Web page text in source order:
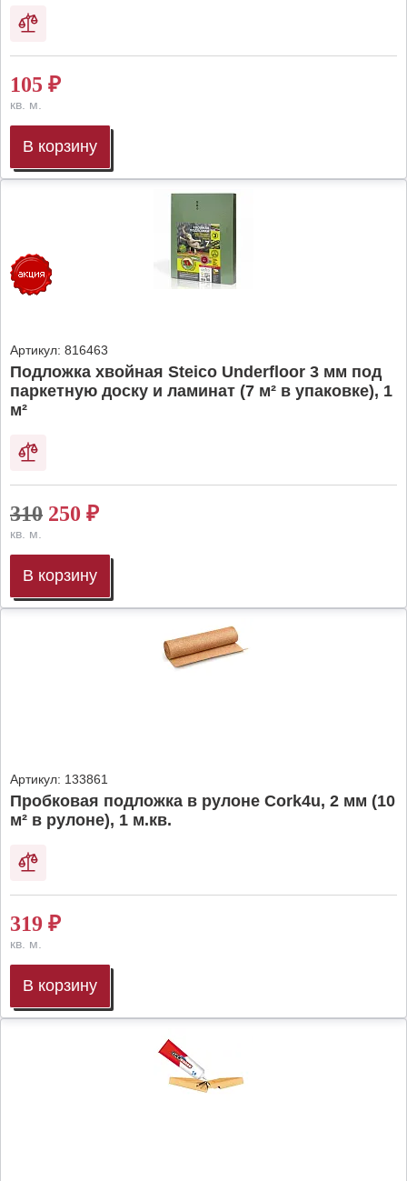
105 ₽
кв. м.
В корзину
Артикул: 816463
Подложка хвойная Steico Underfloor 3 мм под
паркетную доску и ламинат (7 м² в упаковке), 1
м²
310 250 ₽
кв. м.
В корзину
Артикул: 133861
Пробковая подложка в рулоне Cork4u, 2 мм (10
м² в рулоне), 1 м.кв.
319 ₽
кв. м.
В корзину